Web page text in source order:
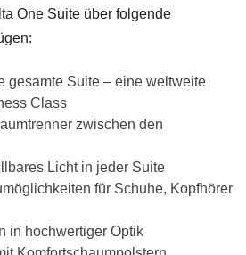
One Suite über folgende
gesamte Suite – eine weltweite
Class
zwischen den
Licht in jeder Suite
für Schuhe, Kopfhörer
in hochwertiger Optik